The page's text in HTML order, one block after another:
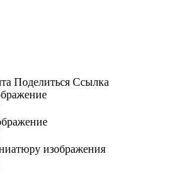
Поделиться Ссылка
изображения